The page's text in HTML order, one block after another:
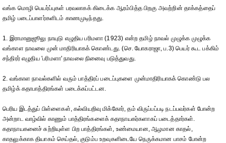
வங்க மொழி பெயர்ப்புகள் பரவலாகக் கிடைக்க ஆரம்பித்த பிறகு அவற்றின் தாக்கத்தைப்
தமிழ் படைப்பாளர்களிடம் காணமுடிந்தது.
1. இராமானுஜூலு நாயுடு எழுதிய பரிமளா (1923) என்ற தமிழ் நாவல் முழுக்க முழுக்க
வங்காள நாவலை முன் மாதிரியாகக் கொண்டது. (செ. யோகராஜா, ப.3) பெயர் கூட பக்கிம்
சந்திரர் எழுதிய 'பரிமளா' நாவலை நினைவு படுத்துவது.
2. வங்காள நாவல்களில் வரும் பாத்திரப் படைப்புகளை முன்மாதிரியாகக் கொண்டு பல
தமிழ்க் கதாபாத்திரங்கள் படைக்கப்பட்டன.
பெரிய இடத்துப் பிள்ளைகள், கல்வியறிவு மிக்கோர், தம் விருப்பப்படி நடப்பவர்கள் போன்ற
அன்றாட வாழ்வில் காணும் பாத்திரங்களைக் கதாநாயகர்களாகப் படைத்தார்கள்.
கதாநாயகனைச் சுற்றியுள்ள பிற பாத்திரங்கள், உண்மையான, ஆழமான காதல்,
காதலுக்காக தியாகம் செய்தல், குடும்ப உறவுகளிடையே நெருக்கமான பாசம் போன்ற